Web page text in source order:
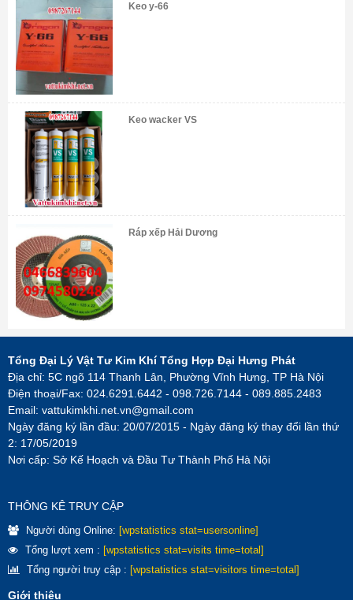
Keo y-66
Keo wacker VS
Ráp xếp Hải Dương
Tổng Đại Lý Vật Tư Kim Khí Tổng Hợp Đại Hưng Phát
Địa chỉ: 5C ngõ 114 Thanh Lân, Phường Vĩnh Hưng, TP Hà Nội
Điện thoại/Fax: 024.6291.6442 - 098.726.7144 - 089.885.2483
Email: vattukimkhi.net.vn@gmail.com
Ngày đăng ký lần đầu: 20/07/2015 - Ngày đăng ký thay đổi lần thứ
2: 17/05/2019
Nơi cấp: Sở Kế Hoạch và Đầu Tư Thành Phố Hà Nội
THÔNG KÊ TRUY CẬP
Người dùng Online: [wpstatistics stat=usersonline]
Tổng lượt xem : [wpstatistics stat=visits time=total]
Tổng người truy cập : [wpstatistics stat=visitors time=total]
Giới thiệu